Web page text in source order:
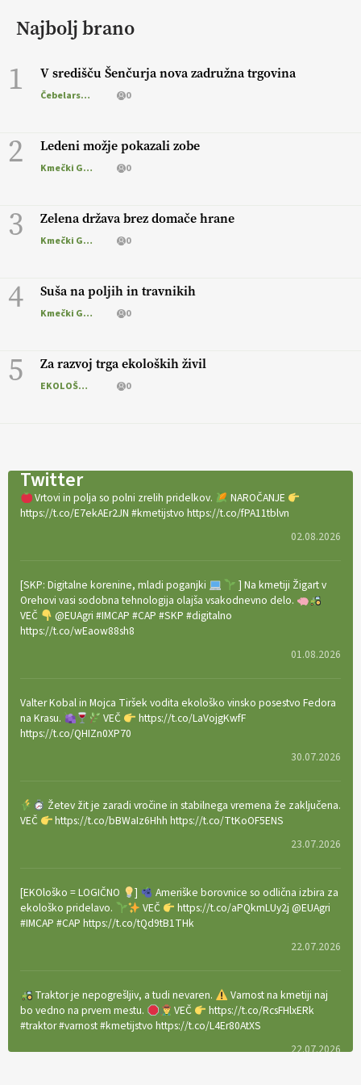
Najbolj brano
1 V središču Šenčurja nova zadružna trgovina
Čebelarstvo 0
2 Ledeni možje pokazali zobe
Kmečki Glas 0
3 Zelena država brez domače hrane
Kmečki Glas 0
4 Suša na poljih in travnikih
Kmečki Glas 0
5 Za razvoj trga ekoloških živil
EKOLOŠKO LOGIČNO 0
Twitter
Vrtovi in polja so polni zrelih pridelkov.
NAROČANJE
https://t.co/E7ekAEr2JN #kmetijstvo https://t.co/fPA11tblvn
02.08.2026
[SKP: Digitalne korenine, mladi poganjki
] Na kmetiji Žigart v
Orehovi vasi sodobna tehnologija olajša vsakodnevno delo.
VEČ
@EUAgri #IMCAP #CAP #SKP #digitalno
https://t.co/wEaow88sh8
01.08.2026
Valter Kobal in Mojca Tiršek vodita ekološko vinsko posestvo Fedora
na Krasu.
VEČ
https://t.co/LaVojgKwfF
https://t.co/QHIZn0XP70
30.07.2026
Žetev žit je zaradi vročine in stabilnega vremena že zaključena.
VEČ
https://t.co/bBWaIz6Hhh https://t.co/TtKoOF5ENS
23.07.2026
[EKOloško = LOGIČNO ]
Ameriške borovnice so odlična izbira za
ekološko pridelavo.
VEČ
https://t.co/aPQkmLUy2j @EUAgri
#IMCAP #CAP https://t.co/tQd9tB1THk
22.07.2026
Traktor je nepogrešljiv, a tudi nevaren.
Varnost na kmetiji naj
bo vedno na prvem mestu.
VEČ
https://t.co/RcsFHlxERk
#traktor #varnost #kmetijstvo https://t.co/L4Er80AtXS
22.07.2026